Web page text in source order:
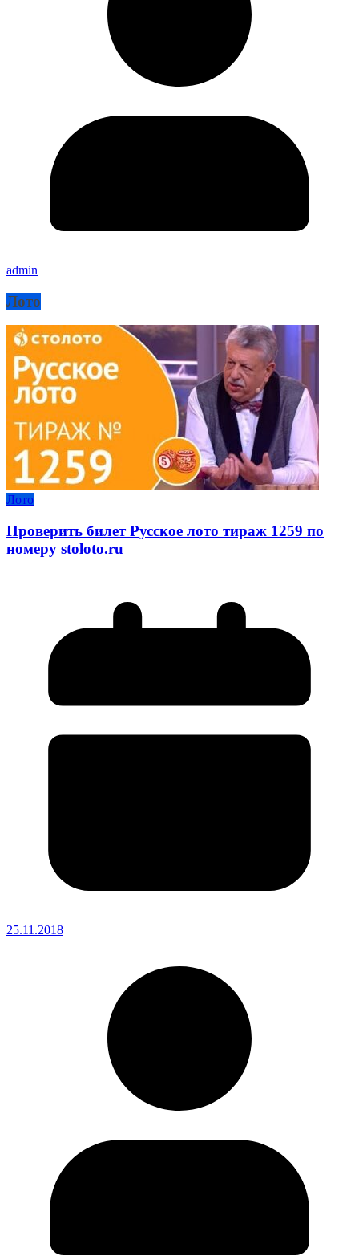
admin
Лото
Лото
Проверить билет Русское лото тираж 1259 по
номеру stoloto.ru
25.11.2018